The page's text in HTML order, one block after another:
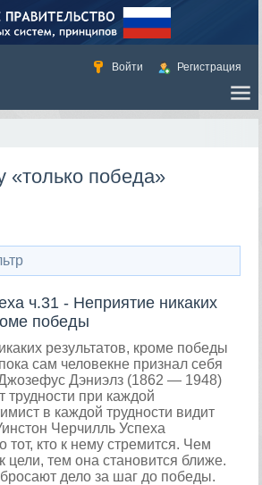
Войти Регистрация
«только победа»
ч.31 - Неприятие никаких
победы
результатов, кроме победы
сам человекне признал себя
Дэниэлз (1862 — 1948)
трудности при каждой
в каждой трудности видит
Черчилль Успеха
тот, кто к нему стремится. Чем
тем она становится ближе.
дело за шаг до победы.